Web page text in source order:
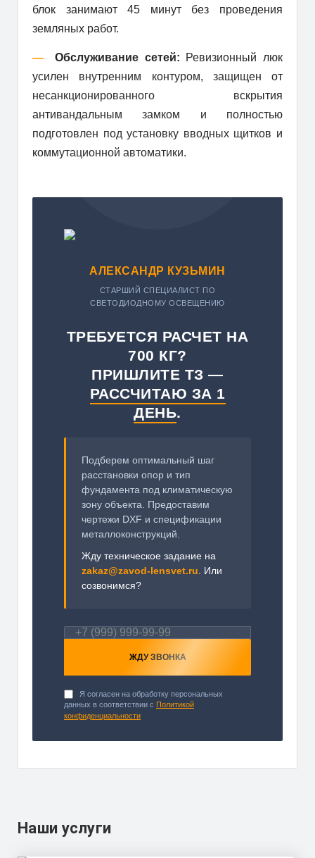
блок занимают 45 минут без проведения
земляных работ.
— Обслуживание сетей: Ревизионный люк
усилен внутренним контуром, защищен от
несанкционированного вскрытия
антивандальным замком и полностью
подготовлен под установку вводных щитков и
коммутационной автоматики.
АЛЕКСАНДР КУЗЬМИН
СТАРШИЙ СПЕЦИАЛИСТ ПО
СВЕТОДИОДНОМУ ОСВЕЩЕНИЮ
ТРЕБУЕТСЯ РАСЧЕТ НА
700 КГ?
ПРИШЛИТЕ ТЗ —
РАССЧИТАЮ ЗА 1
ДЕНЬ.
Подберем оптимальный шаг
расстановки опор и тип
фундамента под климатическую
зону объекта. Предоставим
чертежи DXF и спецификации
металлоконструкций.
Жду техническое задание на
zakaz@zavod-lensvet.ru. Или
созвонимся?
ЖДУ ЗВОНКА
Я согласен на обработку персональных
данных в соответствии с Политикой
конфиденциальности
Наши услуги